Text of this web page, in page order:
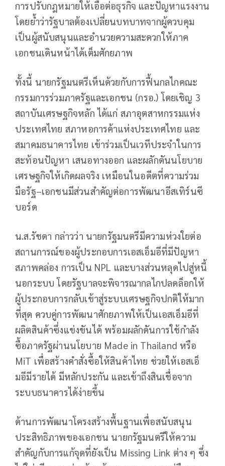
การปรับกฎหมายให้เอื้อต่อธุรกิจ และปัญหาแรงงาน
โดยย้ำว่ารัฐบาลต้องเปลี่ยนบทบาทจากผู้ควบคุม
เป็นผู้สนับสนุนและอำนวยความสะดวกให้ภาค
เอกชนเดินหน้าได้เต็มศักยภาพ
ทั้งนี้ นายกรัฐมนตรีเห็นด้วยกับการฟื้นกลไกคณะ
กรรมการร่วมภาครัฐและเอกชน (กรอ.) โดยเชิญ 3
สถาบันเศรษฐกิจหลัก ได้แก่ สภาอุตสาหกรรมแห่ง
ประเทศไทย สภาหอการค้าแห่งประเทศไทย และ
สมาคมธนาคารไทย เข้าร่วมเป็นเวทีประจำในการ
สะท้อนปัญหา เสนอทางออก และผลักดันนโยบาย
เศรษฐกิจให้เกิดผลจริง เหมือนในอดีตที่ความร่วม
มือรัฐ–เอกชนมีส่วนสำคัญต่อการพัฒนาอีสเทิร์นซี
บอร์ด
น.ส.รัชดา กล่าวว่า นายกรัฐมนตรีมีความห่วงใยต่อ
สถานการณ์ของผู้ประกอบการเอสเอ็มอีที่มีปัญหา
สภาพคล่อง การเป็น NPL และบางส่วนหลุดไปสู่หนี้
นอกระบบ โดยรัฐบาลจะพิจารณากลไกปลดล็อกให้
ผู้ประกอบการกลับเข้าสู่ระบบเศรษฐกิจปกติให้มาก
ที่สุด ควบคู่การพัฒนาศักยภาพให้เป็นเอสเอ็มอีที่
ผลิตสินค้าซึ่งแข่งขันได้ พร้อมผลักดันการใช้กำลัง
ซื้อภาครัฐผ่านนโยบาย Made in Thailand หรือ
MiT เพื่อสร้างคำสั่งซื้อให้สินค้าไทย ช่วยให้เอสเอ็
มอีมีรายได้ มีหลักประกัน และเข้าถึงสินเชื่อจาก
ระบบธนาคารได้ง่ายขึ้น
ด้านการพัฒนาโครงสร้างพื้นฐานเพื่อสนับสนุน
ประสิทธิภาพของเอกชน นายกรัฐมนตรีให้ความ
สำคัญกับการแก้จุดที่ยังเป็น Missing Link ต่าง ๆ ซึ่ง